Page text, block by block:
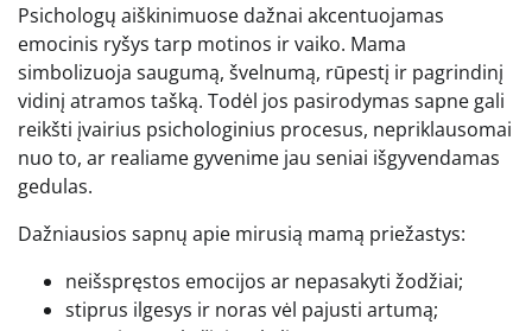
Psichologų aiškinimuose dažnai akcentuojamas
emocinis ryšys tarp motinos ir vaiko. Mama
simbolizuoja saugumą, švelnumą, rūpestį ir pagrindinį
vidinį atramos tašką. Todėl jos pasirodymas sapne gali
reikšti įvairius psichologinius procesus, nepriklausomai
nuo to, ar realiame gyvenime jau seniai išgyvendamas
gedulas.
Dažniausios sapnų apie mirusią mamą priežastys:
neišspręstos emocijos ar nepasakyti žodžiai;
stiprus ilgesys ir noras vėl pajusti artumą;